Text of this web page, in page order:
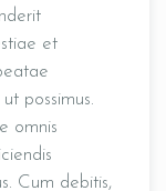
et
possimus.
omnis
Cum debitis,